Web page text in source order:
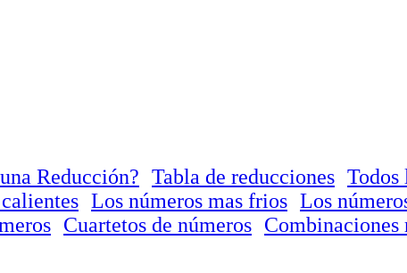
Reducción? Tabla de reducciones Todos
Los números mas frios Los
Cuartetos de números Combinaciones